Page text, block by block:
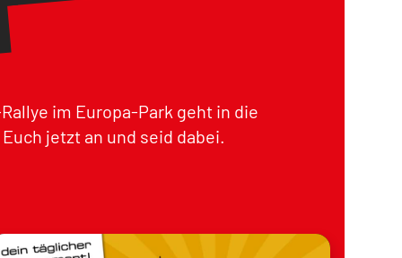
im Europa-Park geht in die
jetzt an und seid dabei.